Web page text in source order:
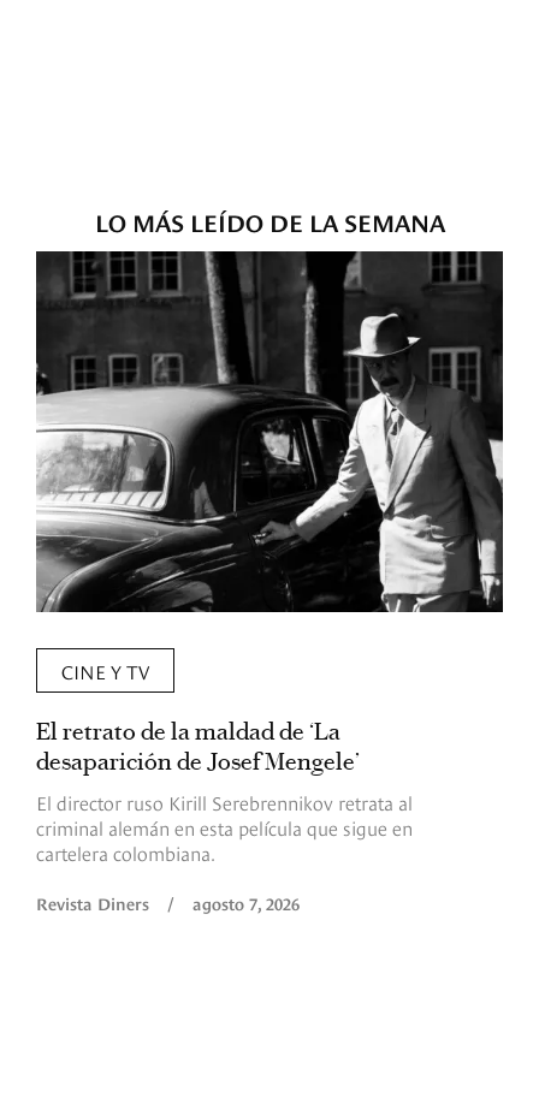
LO MÁS LEÍDO DE LA SEMANA
CINE Y TV
El retrato de la maldad de ‘La
desaparición de Josef Mengele’
El director ruso Kirill Serebrennikov retrata al
criminal alemán en esta película que sigue en
cartelera colombiana.
Revista Diners / agosto 7, 2026